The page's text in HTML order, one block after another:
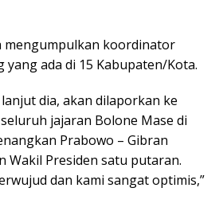
mengumpulkan koordinator
yang ada di 15 Kabupaten/Kota.
dia, akan dilaporkan ke
jajaran Bolone Mase di
Prabowo – Gibran
Wakil Presiden satu putaran.
dan kami sangat optimis,”